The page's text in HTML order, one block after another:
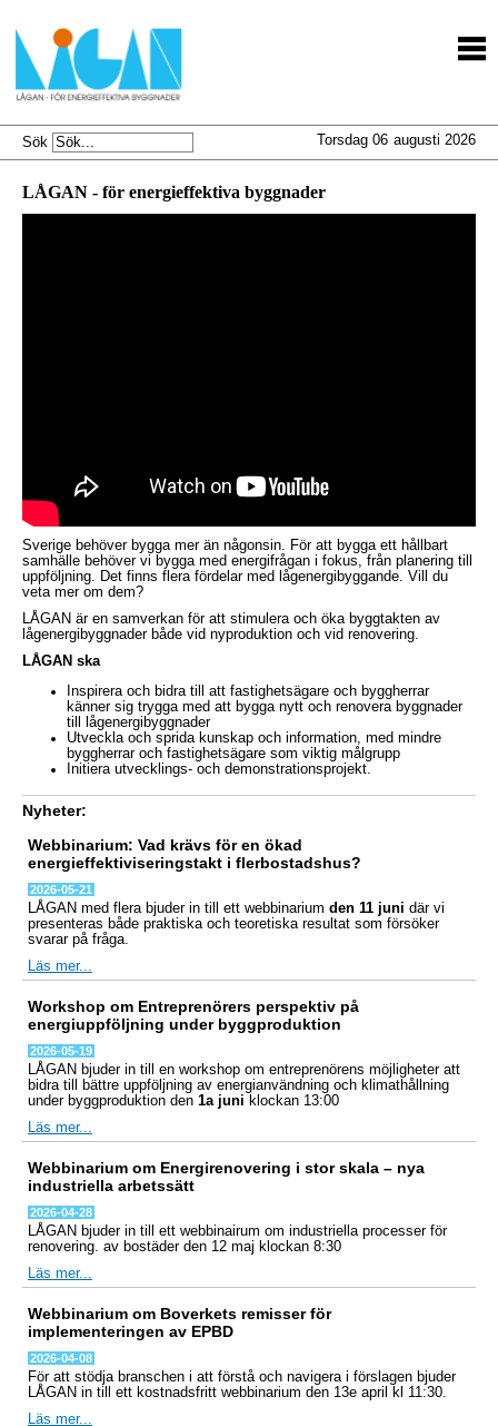
augusti 2026
Torsdag 06
Sök
LÅGAN - för energieffektiva byggnader
Sverige behöver bygga mer än någonsin. För att bygga ett hållbart
samhälle behöver vi bygga med energifrågan i fokus, från planering till
uppföljning. Det finns flera fördelar med lågenergibyggande. Vill du
veta mer om dem?
LÅGAN är en samverkan för att stimulera och öka byggtakten av
lågenergibyggnader både vid nyproduktion och vid renovering.
LÅGAN ska
Inspirera och bidra till att fastighetsägare och byggherrar
känner sig trygga med att bygga nytt och renovera byggnader
till lågenergibyggnader
Utveckla och sprida kunskap och information, med mindre
byggherrar och fastighetsägare som viktig målgrupp
Initiera utvecklings- och demonstrationsprojekt.
Nyheter:
Webbinarium: Vad krävs för en ökad
energieffektiviseringstakt i flerbostadshus?
2026-05-21
LÅGAN med flera bjuder in till ett webbinarium den 11 juni där vi
presenteras både praktiska och teoretiska resultat som försöker
svarar på fråga.
Läs mer...
Workshop om Entreprenörers perspektiv på
energiuppföljning under byggproduktion
2026-05-19
LÅGAN bjuder in till en workshop om entreprenörens möjligheter att
bidra till bättre uppföljning av energianvändning och klimathållning
under byggproduktion den 1a juni klockan 13:00
Läs mer...
Webbinarium om Energirenovering i stor skala – nya
industriella arbetssätt
2026-04-28
LÅGAN bjuder in till ett webbinairum om industriella processer för
renovering. av bostäder den 12 maj klockan 8:30
Läs mer...
Webbinarium om Boverkets remisser för
implementeringen av EPBD
2026-04-08
För att stödja branschen i att förstå och navigera i förslagen bjuder
LÅGAN in till ett kostnadsfritt webbinarium den 13e april kl 11:30.
Läs mer...